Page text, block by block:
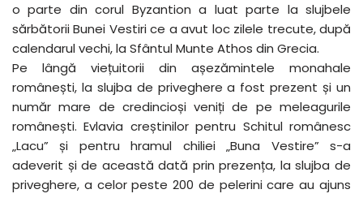
o parte din corul Byzantion a luat parte la slujbele
sărbătorii Bunei Vestiri ce a avut loc zilele trecute, după
calendarul vechi, la Sfântul Munte Athos din Grecia.
Pe lângă viețuitorii din așezămintele monahale
românești, la slujba de priveghere a fost prezent și un
număr mare de credincioși veniți de pe meleagurile
românești. Evlavia creștinilor pentru Schitul românesc
„Lacu” și pentru hramul chiliei „Buna Vestire” s-a
adeverit și de această dată prin prezența, la slujba de
priveghere, a celor peste 200 de pelerini care au ajuns